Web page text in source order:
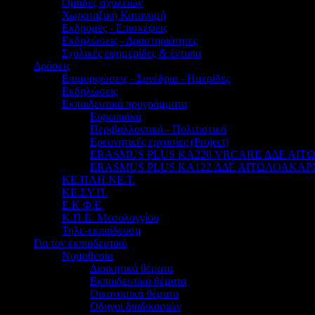
Χωροταξική Κατανομή
Εκδρομές - Επισκέψεις
Εκδηλώσεις - Δραστηριότητες
Σχολικές εφημερίδες & έντυπα
Δράσεις
Επιμορφώσεις - Συνέδρια - Ημερίδες
Εκδηλώσεις
Εκπαιδευτικά προγράμματα
Ευρωπαϊκά
Περιβαλλοντικά - Πολιτιστικά
Ερευνητικές εργασίες (Project)
ERASMUS PLUS KA220 VRCARE ΔΔΕ
ERASMUS PLUS KA122 ΔΔΕ
ΚΕ.ΠΛΗ.ΝΕ.Τ.
ΚΕ.ΣΥ.Π.
Ε.Κ.Φ.Ε.
Κ.Π.Ε. Μεσολογγίου
Τηλε-εκπαίδευση
Για τον εκπαιδευτικό
Νομοθεσία
Διοικητικά θέματα
Εκπαιδευτικά θέματα
Οικονομικά θέματα
Οδηγοί διαδικασιών